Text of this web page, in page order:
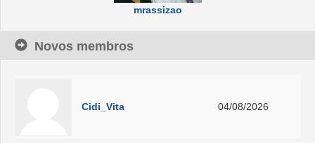
mrassizao
Novos membros
Cidi_Vita 04/08/2026